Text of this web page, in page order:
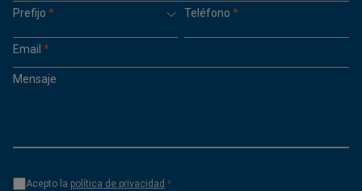
Prefijo * Teléfono *
Email *
Mensaje
Acepto la política de privacidad *